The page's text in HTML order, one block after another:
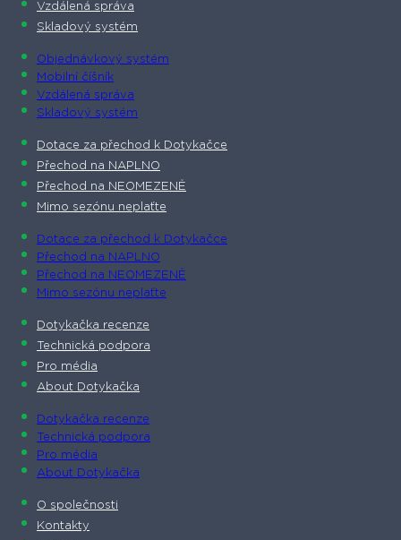
Vzdálená správa
Skladový systém
Objednávkový systém
Mobilní číšník
Vzdálená správa
Skladový systém
Dotace za přechod k Dotykačce
Přechod na NAPLNO
Přechod na NEOMEZENĚ
Mimo sezónu neplaťte
Dotace za přechod k Dotykačce
Přechod na NAPLNO
Přechod na NEOMEZENĚ
Mimo sezónu neplaťte
Dotykačka recenze
Technická podpora
Pro média
About Dotykačka
Dotykačka recenze
Technická podpora
Pro média
About Dotykačka
O společnosti
Kontakty